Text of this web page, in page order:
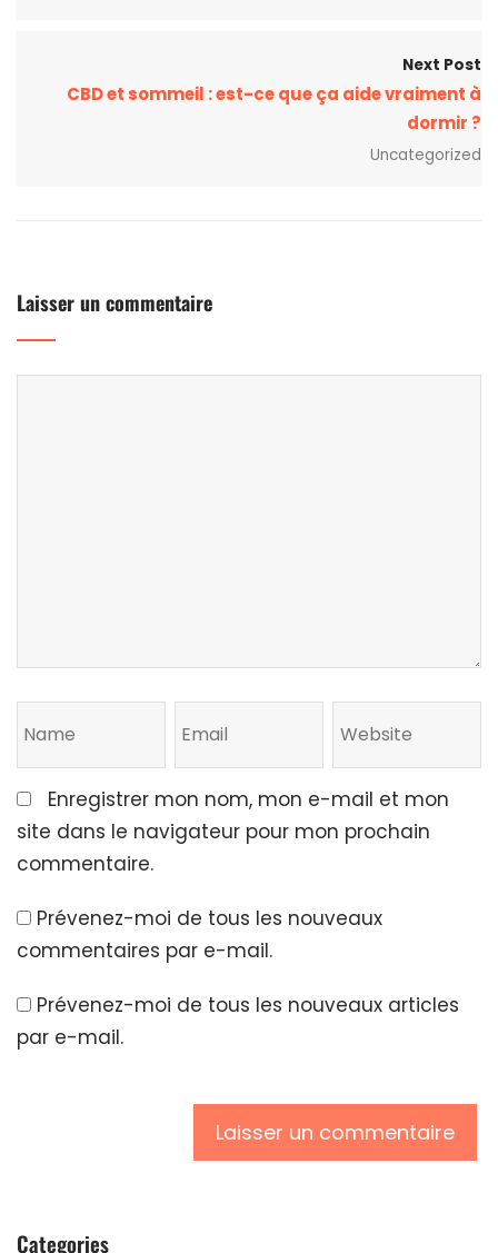
Next Post
CBD et sommeil : est-ce que ça aide vraiment à
dormir ?
Uncategorized
Laisser un commentaire
Enregistrer mon nom, mon e-mail et mon
site dans le navigateur pour mon prochain
commentaire.
Prévenez-moi de tous les nouveaux
commentaires par e-mail.
Prévenez-moi de tous les nouveaux articles
par e-mail.
Categories